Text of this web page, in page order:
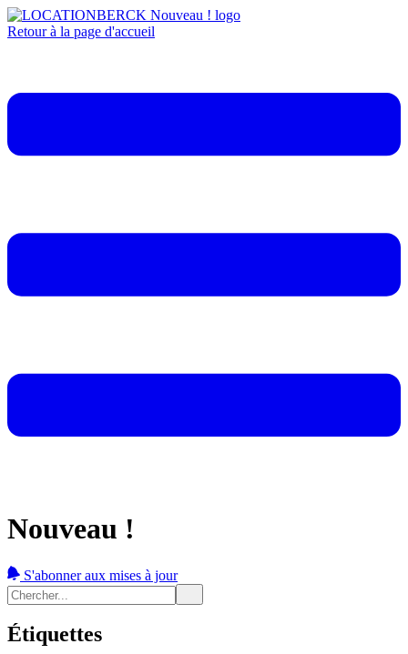
Retour à la page d'accueil
Nouveau !
S'abonner aux mises à jour
Étiquettes